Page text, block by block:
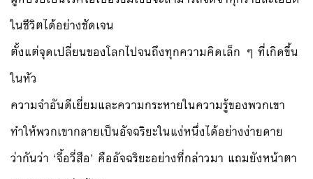
ในชีวิตได้อย่างชัดเจน
ตั้งแต่จุดเปลี่ยนของโลกไปจนถึงทุกความคิดเล็ก ๆ ที่เกิดขึ้น
ในหัว
ความจำอันดีเยี่ยมและความกระหายในความรู้ของพวกเขา
ทำให้พวกเขากลายเป็นอัจฉริยะในแง่หนึ่งได้อย่างง่ายดาย
ว่ากันว่า ‘จี้อวี่สือ’ คืออัจฉริยะอย่างที่กล่าวมา แถมยังหน้าตา